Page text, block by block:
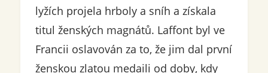
lyžích projela hrboly a sníh a získala
titul ženských magnátů. Laffont byl ve
Francii oslavován za to, že jim dal první
ženskou zlatou medaili od doby, kdy